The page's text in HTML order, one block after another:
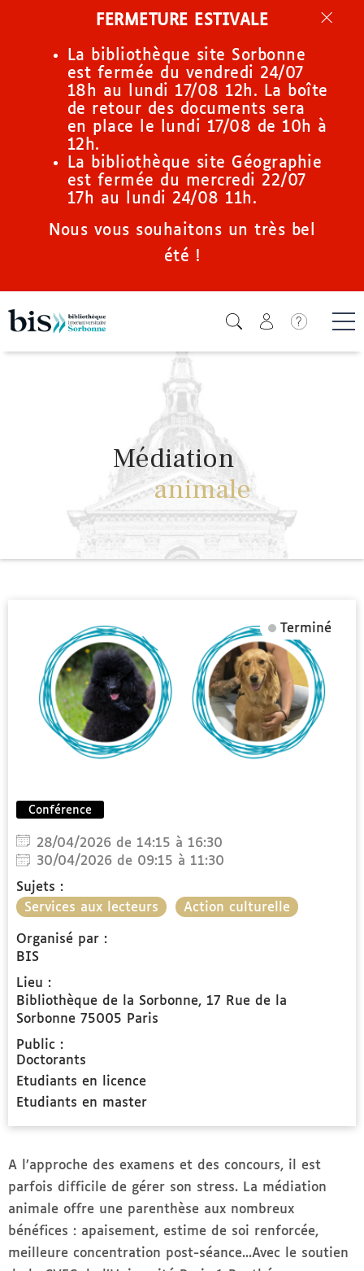
principal
FERMETURE ESTIVALE
La bibliothèque site Sorbonne
est fermée du vendredi 24/07
18h au lundi 17/08 12h. La boîte
de retour des documents sera
en place le lundi 17/08 de 10h à
12h.
La bibliothèque site Géographie
est fermée du mercredi 22/07
17h au lundi 24/08 11h.
Nous vous souhaitons un très bel
été !
Icone de
Médiation
animale
Terminé
Conférence
28/04/2026 de 14:15 à 16:30
30/04/2026 de 09:15 à 11:30
Sujets :
Services aux lecteurs
Action culturelle
Organisé par :
BIS
Lieu :
Bibliothèque de la Sorbonne, 17 Rue de la
Sorbonne 75005 Paris
Public :
Doctorants
Etudiants en licence
Etudiants en master
A l’approche des examens et des concours, il est
parfois difficile de gérer son stress. La médiation
animale offre une parenthèse aux nombreux
bénéfices : apaisement, estime de soi renforcée,
meilleure concentration post-séance...Avec le soutien